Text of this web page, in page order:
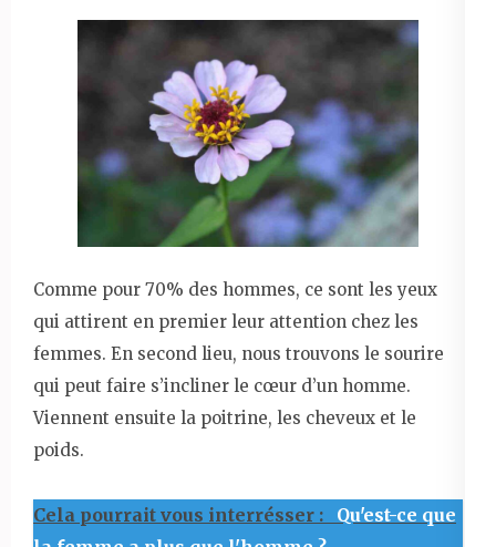
Comme pour 70% des hommes, ce sont les yeux
qui attirent en premier leur attention chez les
femmes. En second lieu, nous trouvons le sourire
qui peut faire s’incliner le cœur d’un homme.
Viennent ensuite la poitrine, les cheveux et le
poids.
Cela pourrait vous interrésser :
Qu'est-ce que